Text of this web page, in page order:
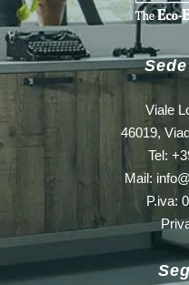
Viale
46019,
Tel:
Mail:
P.iva: